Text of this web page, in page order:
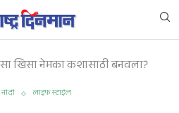
खिसा नेमका कशासाठी बनवला?
लाइफ स्टाईल